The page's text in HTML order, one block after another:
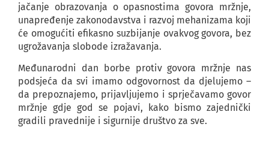
jačanje obrazovanja o opasnostima govora mržnje,
unapređenje zakonodavstva i razvoj mehanizama koji
će omogućiti efikasno suzbijanje ovakvog govora, bez
ugrožavanja slobode izražavanja.
Međunarodni dan borbe protiv govora mržnje nas
podsjeća da svi imamo odgovornost da djelujemo –
da prepoznajemo, prijavljujemo i sprječavamo govor
mržnje gdje god se pojavi, kako bismo zajednički
gradili pravednije i sigurnije društvo za sve.